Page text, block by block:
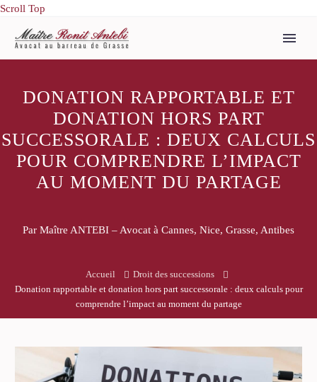
Scroll Top
DONATION RAPPORTABLE ET
DONATION HORS PART
SUCCESSORALE : DEUX CALCULS
POUR COMPRENDRE L’IMPACT
AU MOMENT DU PARTAGE
Par Maître ANTEBI – Avocat à Cannes, Nice, Grasse, Antibes
Accueil
Droit des successions
Donation rapportable et donation hors part successorale : deux calculs pour
comprendre l’impact au moment du partage